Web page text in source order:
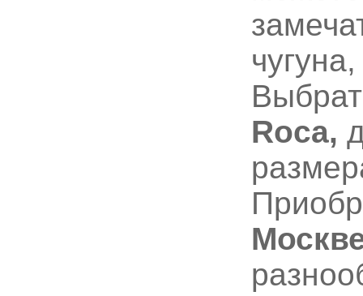
Roca,